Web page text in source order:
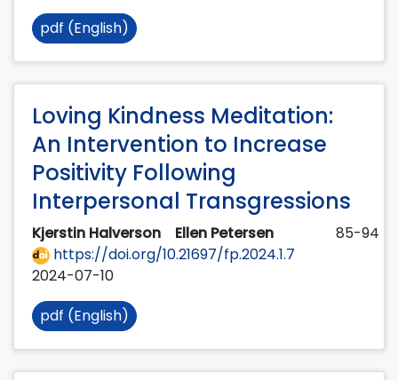
pdf (English)
Loving Kindness Meditation:
An Intervention to Increase
Positivity Following
Interpersonal Transgressions
Kjerstin Halverson Ellen Petersen
85-94
https://doi.org/10.21697/fp.2024.1.7
2024-07-10
pdf (English)